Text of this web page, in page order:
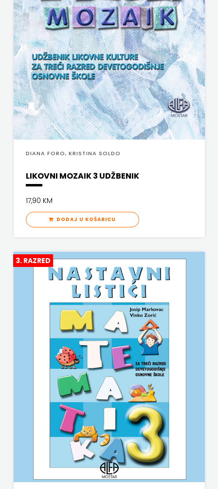
DIANA FORO, KRISTINA SOLDO
LIKOVNI MOZAIK 3 UDŽBENIK
17,90 KM
DODAJ U KOŠARICU
3. RAZRED